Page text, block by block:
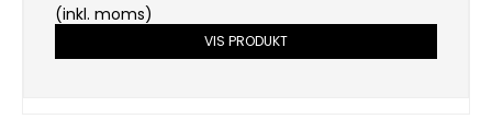
(inkl. moms)
VIS PRODUKT